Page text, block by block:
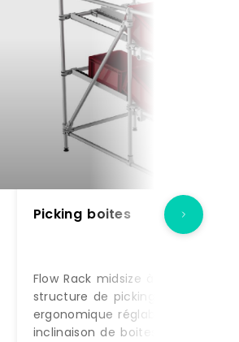
Picking boites
Flow Rack midsize à 2 niveaux
structure de picking frontal
ergonomique réglable à haute
inclinaison de boites. Rails à